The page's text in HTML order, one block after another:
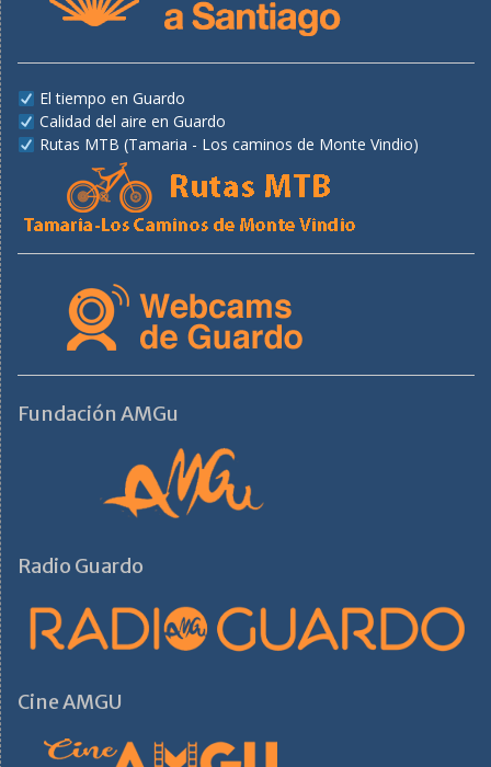
El tiempo en Guardo
Calidad del aire en Guardo
Rutas MTB (Tamaria - Los caminos de Monte Vindio)
Fundación AMGu
Radio Guardo
Cine AMGU